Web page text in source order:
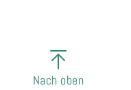
Nach oben